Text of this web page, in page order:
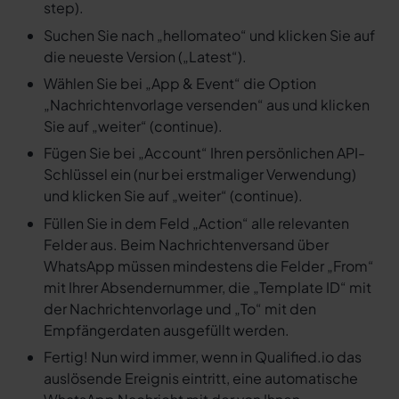
step).
Suchen Sie nach „hellomateo“ und klicken Sie auf
die neueste Version („Latest“).
Wählen Sie bei „App & Event“ die Option
„Nachrichtenvorlage versenden“ aus und klicken
Sie auf „weiter“ (continue).
Fügen Sie bei „Account“ Ihren persönlichen API-
Schlüssel ein (nur bei erstmaliger Verwendung)
und klicken Sie auf „weiter“ (continue).
Füllen Sie in dem Feld „Action“ alle relevanten
Felder aus. Beim Nachrichtenversand über
WhatsApp müssen mindestens die Felder „From“
mit Ihrer Absendernummer, die „Template ID“ mit
der Nachrichtenvorlage und „To“ mit den
Empfängerdaten ausgefüllt werden.
Fertig! Nun wird immer, wenn in Qualified.io das
auslösende Ereignis eintritt, eine automatische